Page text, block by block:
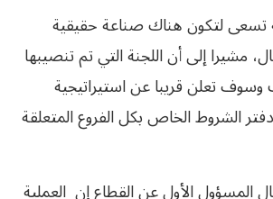
لتكون هناك صناعة حقيقية
مشيرا إلى أن اللجنة التي تم تنصيبها
وسوف تعلن قريبا عن استيراتيجية
الشروط الخاص بكل الفروع المتعلقة
المسؤول الأول عن القطاع إن العملية